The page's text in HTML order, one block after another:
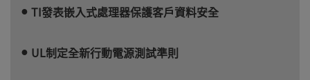
TI發表嵌入式處理器保護客戶資料安全
UL制定全新行動電源測試準則